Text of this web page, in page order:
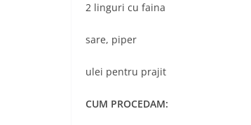
2 linguri cu faina
sare, piper
ulei pentru prajit
CUM PROCEDAM: